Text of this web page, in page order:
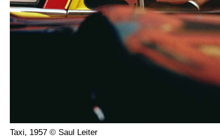
Taxi, 1957 © Saul Leiter